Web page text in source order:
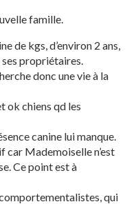
famille.
de kgs, d’environ 2 ans,
ses propriétaires.
donc une vie à la
ok chiens qd les
canine lui manque.
Mademoiselle n’est
Ce point est à
qui